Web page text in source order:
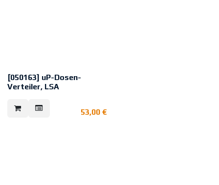
[050163] uP-Dosen-
Verteiler, LSA
Deckelkontakt und
sabotagegesicherter
53,00 €